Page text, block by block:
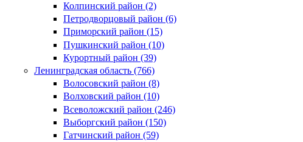
Колпинский район (2)
Петродворцовый район (6)
Приморский район (15)
Пушкинский район (10)
Курортный район (39)
Ленинградская область (766)
Волосовский район (8)
Волховский район (10)
Всеволожский район (246)
Выборгский район (150)
Гатчинский район (59)